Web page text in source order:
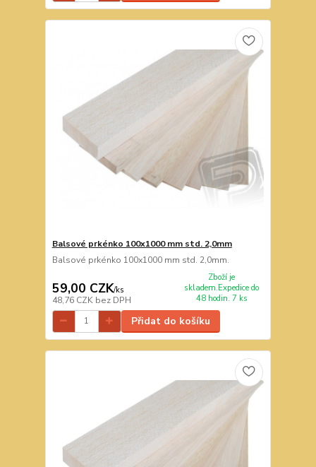
Balsové prkénko 100x1000 mm std. 2,0mm
Balsové prkénko 100x1000 mm std. 2,0mm.
59,00 CZK/ks
48,76 CZK bez DPH
Zboží je
skladem.Expedice do
48 hodin. 7 ks
Přidat do košíku